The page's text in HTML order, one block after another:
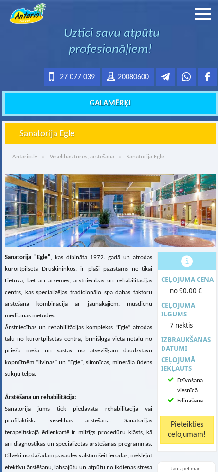
Uztici savu atpūtu
profesionāļiem!
20080600
27 077 039
GALAMĒRĶI
Sanatorija Egle
Antario.lv » Veselības tūres, ārstēšana » Sanatorija Egle
CEĻOJUMA CENA
no 90.00 €
CEĻOJUMA
ILGUMS
7 naktis
IZBRAUKŠANAS
DATUMI
CEĻOJUMĀ
IEKĻAUTS
Dzīvošana
viesnīcā
Ēdināšana
Jautājiet man.
Sanatorija "Egle", kas dibināta 1972. gadā un atrodas
kūrortpilsētā Druskininkos, ir plaši pazīstams ne tikai
Lietuvā, bet arī ārzemēs, ārstniecības un rehabilitācijas
centrs, kas specializējas tradicionālo spa dabas faktoru
ārstēšanā kombinācijā ar jaunākajiem. mūsdienu
medicīnas metodes.
Ārstniecības un rehabilitācijas komplekss “Egle” atrodas
tālu no kūrortpilsētas centra, brīnišķīgā vietā netālu no
priežu meža un sastāv no atsevišķām daudzstāvu
kopmītnēm “ilvinas” un “Egle”, slimnīcas, minerāla ūdens
sūkņu telpa.
Ārstēšana un rehabilitācija:
Sanatorijā jums tiek piedāvāta rehabilitācija vai
profilaktiska veselības ārstēšana. Sanatorijas
terapeitiskajā ēdienkartē ir milzīgs procedūru klāsts, kā
arī diagnostikas un specializētas ārstēšanas programmas.
Cilvēki no dažādām pasaules valstīm šeit ierodas, meklējot
efektīvu ārstēšanu, labsajūtu un atpūtu no ikdienas stresa